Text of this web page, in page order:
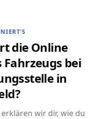
die Online
bei
in
wir dir, wie du